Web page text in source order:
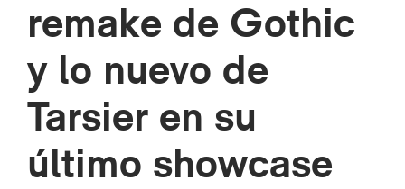
remake de Gothic
y lo nuevo de
Tarsier en su
último showcase